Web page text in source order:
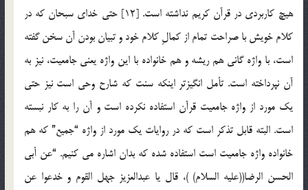
هیچ کاربردی در قرآن کریم نداشته است. [12] حتی خدای سبحان که در
کلام خویش با صراحت تمام از کمالِ کلام خود و تبیان بودن آن سخن گفته
است، با واژه گانی هم ریشه و هم خانواده با این واژه یعنی جامعیت، نیز به
آن نپرداخته است. تأمل انگیزتر اینکه سنت که شارح وحی است نیز حتی
یک مورد از واژه جامعیت قرآن استفاده نکرده است و آن را به کار نبسته
است. البته قابل تذکر است که در روایات یک مورد از واژه “جمیع” که هم
خانواده واژه جامعیت است استفاده شده که بدان اشاره می کنیم. “عن أبی
الحسن الرضا((علیه السلام) )، قال یا عبدالعزیز جهل القوم و خدعوا عن